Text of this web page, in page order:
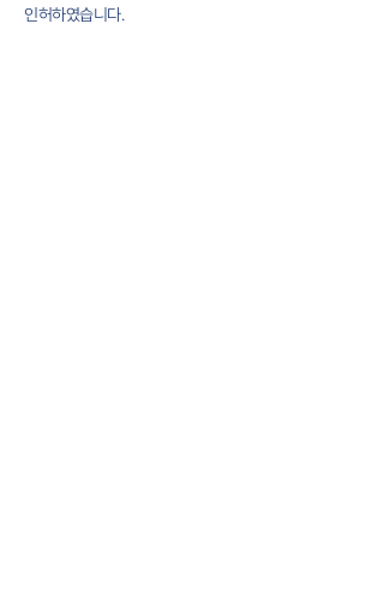
인허하였습니다.